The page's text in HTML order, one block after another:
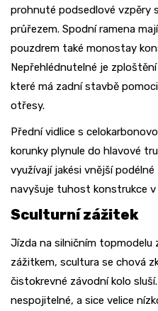
prohnuté podsedlové vzpěry
průřezem. Spodní ramena
pouzdrem také monostay
Nepřehlédnutelné je
které má zadní stavbě
otřesy.
Přední vidlice s
korunky plynule do hlavové
využívají jakési vnější
navyšuje tuhost konstrukce v
Sculturní zážitek
Jízda na silničním topmodelu
zážitkem, scultura se chová
čistokrevné závodní kolo
nespojitelné, a sice velice